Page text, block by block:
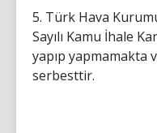
5. Türk Hava
Sayılı Kamu İhale
yapıp yapmamakta
serbesttir.